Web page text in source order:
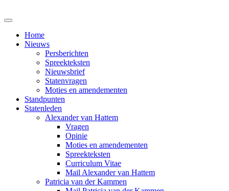
Home
Nieuws
Persberichten
Spreekteksten
Nieuwsbrief
Statenvragen
Moties en amendementen
Standpunten
Statenleden
Alexander van Hattem
Vragen
Opinie
Moties en amendementen
Spreekteksten
Curriculum Vitae
Mail Alexander van Hattem
Patricia van der Kammen